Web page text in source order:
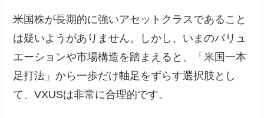
米国株が長期的に強いアセットクラスであること
は疑いようがありません。しかし、いまのバリュ
エーションや市場構造を踏まえると、「米国一本
足打法」から一歩だけ軸足をずらす選択肢とし
て、VXUSは非常に合理的です。